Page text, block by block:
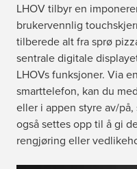
LHOV tilbyr en
brukervennlig
tilberede alt fra sprø
sentrale digitale
LHOVs funksjoner. Via
smarttelefon, kan du
eller i appen styre av/
også settes opp til å gi
rengjøring eller